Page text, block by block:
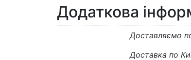
Додаткова
Доставляємо
Доставка по